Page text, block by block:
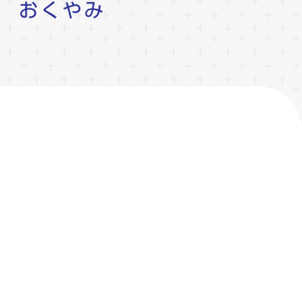
おくやみ